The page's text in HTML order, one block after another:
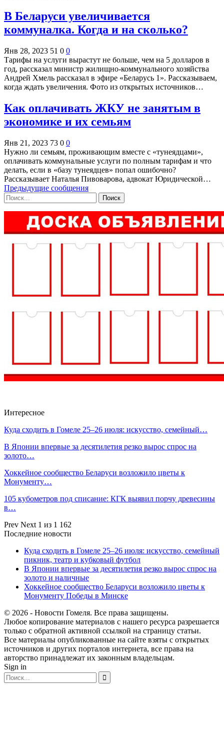
В Беларуси увеличивается
коммуналка. Когда и на сколько?
Янв 28, 2023 51 0 0
Тарифы на услуги вырастут не больше, чем на 5 долларов в
год, рассказал министр жилищно-коммунального хозяйства
Андрей Хмель рассказал в эфире «Беларусь 1». Рассказываем,
когда ждать увеличения. Фото из открытых источников…
Как оплачивать ЖКУ не занятым в
экономике и их семьям
Янв 21, 2023 73 0 0
Нужно ли семьям, проживающим вместе с «тунеядцами»,
оплачивать коммунальные услуги по полным тарифам и что
делать, если в «базу тунеядцев» попал ошибочно?
Рассказывает Наталья Пивоварова, адвокат Юридической…
Предыдущие сообщения
Интересное
Куда сходить в Гомеле 25–26 июля: искусство, семейный…
В Японии впервые за десятилетия резко вырос спрос на
золото…
Хоккейное сообщество Беларуси возложило цветы к
Монументу…
105 кубометров под списание: КГК выявил порчу древесины
в…
Prev Next 1 из 1 162
Последние новости
Куда сходить в Гомеле 25–26 июля: искусство, семейный
пикник, театр и кубковый футбол
В Японии впервые за десятилетия резко вырос спрос на
золото и наличные
Хоккейное сообщество Беларуси возложило цветы к
Монументу Победы в Минске
© 2026 - Новости Гомеля. Все права защищены.
Любое копирование материалов с нашего ресурса разрешается
только с обратной активной ссылкой на страницу статьи.
Все материалы опубликованные на сайте взяты с открытых
источников и других порталов интернета, все права на
авторство принадлежат их законным владельцам.
Sign in